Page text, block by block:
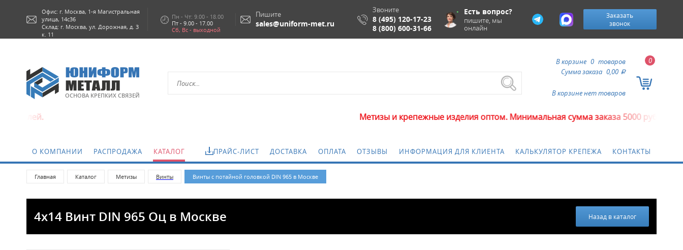
Есть вопрос?
пишите, мы
онлайн
Офис: г. Москва, 1-я Магистральная
улица, 14с36
Склад: г. Москва, ул. Дорожная, д. 3
к. 11
Пн - Чт: 9.00 - 18.00
Пт - 9.00 - 17.00
Сб, Вс - выходной
Пишите
sales@uniform-met.ru
Звоните
8 (495) 120-17-23
8 (800) 600-31-66
Заказать
звонок
ОСНОВА КРЕПКИХ СВЯЗЕЙ
0
В корзине 0 товаров
Сумма заказа 0,00 a
В корзине нет товаров
Метизы и крепежные изделия оптом. Минимальная сумма заказа 5000 рублей.
О КОМПАНИИ РАСПРОДАЖА КАТАЛОГ ПРАЙС-ЛИСТ ДОСТАВКА ОПЛАТА ОТЗЫВЫ ИНФОРМАЦИЯ ДЛЯ КЛИЕНТА КАЛЬКУЛЯТОР КРЕПЕЖА КОНТАКТЫ
Главная Каталог Метизы Винты Винты с потайной головкой DIN 965 в Москве
4х14 Винт DIN 965 Оц в Москве Назад в каталог